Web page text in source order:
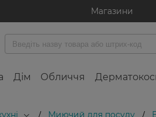
Магазини
Дім Обличчя
Миючий для посуду